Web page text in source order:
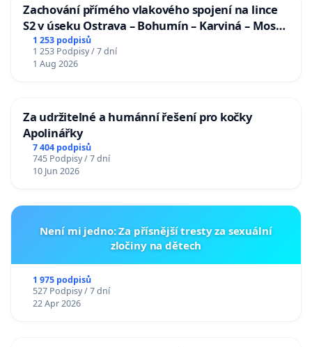
Zachování přímého vlakového spojení na lince
S2 v úseku Ostrava – Bohumín – Karviná – Mosty
u Jablunkova
1 253 podpisů
1 253 Podpisy / 7 dní
1 Aug 2026
Za udržitelné a humánní řešení pro kočky
Apolinářky
7 404 podpisů
745 Podpisy / 7 dní
10 Jun 2026
Není mi jedno: Za přísnější tresty za sexuální
zločiny na dětech
1 975 podpisů
527 Podpisy / 7 dní
22 Apr 2026